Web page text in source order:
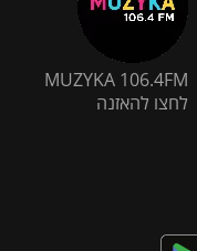
MUZYKA 106.4FM
לחצו להאזנה